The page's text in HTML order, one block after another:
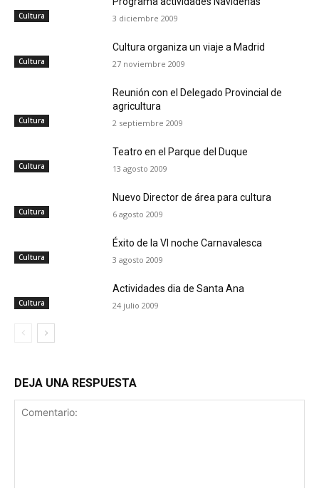
Cultura 3 diciembre 2009
Cultura
Cultura organiza un viaje a Madrid
27 noviembre 2009
Cultura
Reunión con el Delegado Provincial de
agricultura
2 septiembre 2009
Cultura
Teatro en el Parque del Duque
13 agosto 2009
Cultura
Nuevo Director de área para cultura
6 agosto 2009
Cultura
Éxito de la VI noche Carnavalesca
3 agosto 2009
Cultura
Actividades dia de Santa Ana
24 julio 2009
DEJA UNA RESPUESTA